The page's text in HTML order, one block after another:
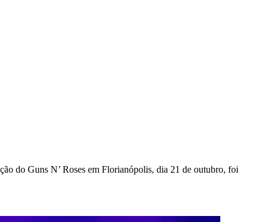
do Guns N’ Roses em Florianópolis, dia 21 de outubro, foi